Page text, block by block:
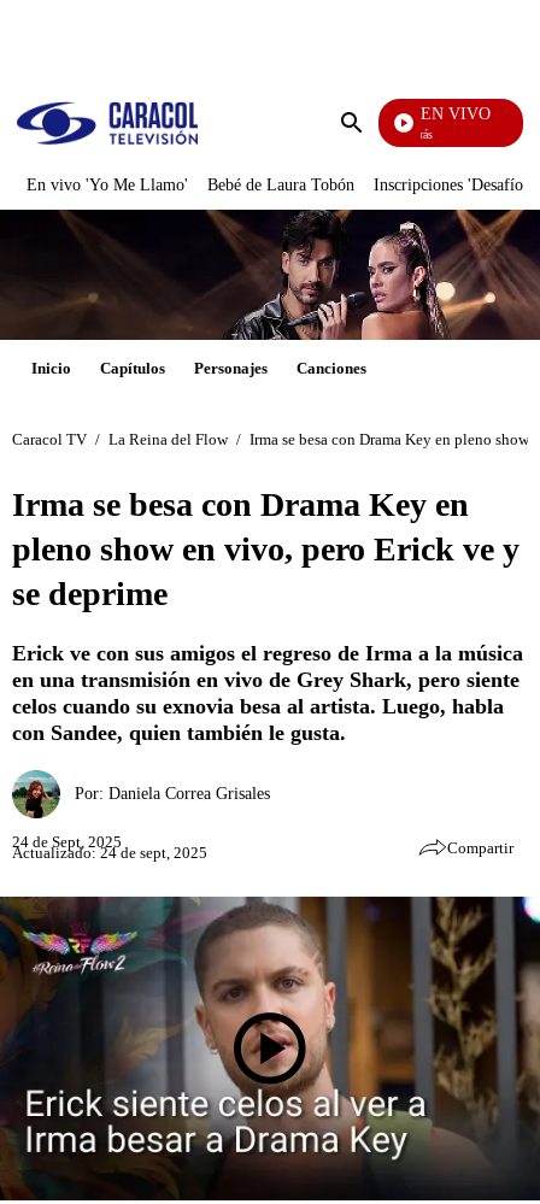
Enviar
EN VIVO
También Caerás
En vivo 'Yo Me Llamo' Bebé de Laura Tobón Inscripciones 'Desafío'
Inicio Capítulos Personajes Canciones
Caracol TV / La Reina del Flow / Irma se besa con Drama Key en pleno
Irma se besa con Drama Key en
pleno show en vivo, pero Erick ve y
se deprime
Erick ve con sus amigos el regreso de Irma a la música
en una transmisión en vivo de Grey Shark, pero siente
celos cuando su exnovia besa al artista. Luego, habla
con Sandee, quien también le gusta.
Por: Daniela Correa Grisales
24 de Sept, 2025
Actualizado: 24 de sept, 2025 Compartir